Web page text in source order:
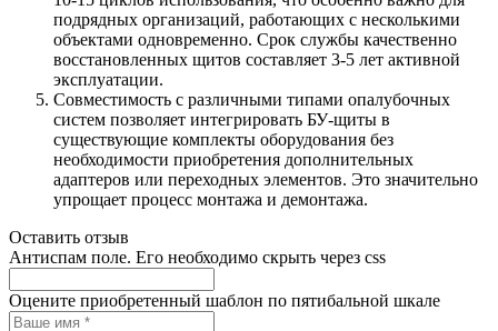
подрядных организаций, работающих с несколькими
объектами одновременно. Срок службы качественно
восстановленных щитов составляет 3-5 лет активной
эксплуатации.
Совместимость с различными типами опалубочных
систем позволяет интегрировать БУ-щиты в
существующие комплекты оборудования без
необходимости приобретения дополнительных
адаптеров или переходных элементов. Это значительно
упрощает процесс монтажа и демонтажа.
Оставить отзыв
Антиспам поле. Его необходимо скрыть через css
Оцените приобретенный шаблон по пятибальной шкале